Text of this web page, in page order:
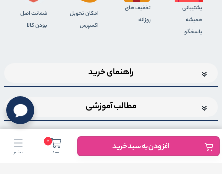
افزودن به سبد خرید 0
سبد بیشتر
پشتیبانی
همیشه
پاسخگو
تخفیف های
روزانه
اﻣﮑﺎن ﺗﺤﻮﯾﻞ
اﮐﺴﭙﺮس
ضمانت اصل
بودن کالا
راهنمای خرید
مطالب آموزشی